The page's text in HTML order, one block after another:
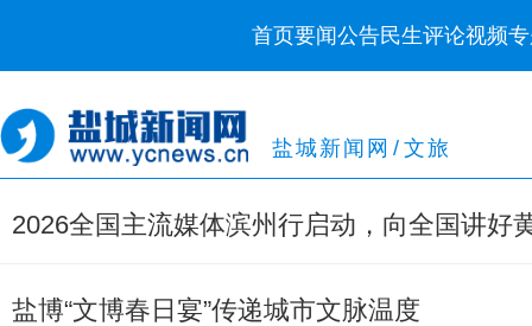
首页要闻公告民生评论视频
盐城新闻网 / 文旅
2026全国主流媒体滨州行启动，向全国讲好
盐博“文博春日宴”传递城市文脉温度